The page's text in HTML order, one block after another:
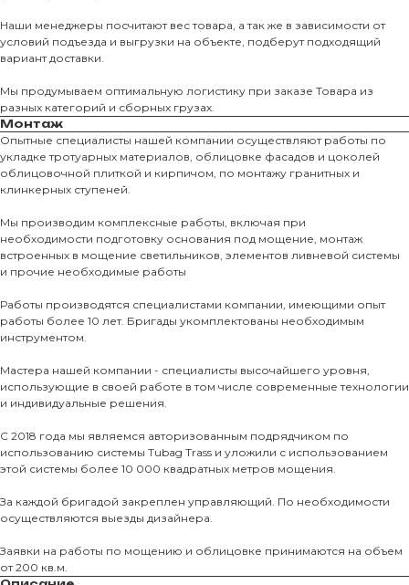
Наши менеджеры посчитают вес товара, а так же в зависимости от
условий подъезда и выгрузки на объекте, подберут подходящий
вариант доставки.
Мы продумываем оптимальную логистику при заказе Товара из
разных категорий и сборных грузах.
Монтаж
Опытные специалисты нашей компании осуществляют работы по
укладке тротуарных материалов, облицовке фасадов и цоколей
облицовочной плиткой и кирпичом, по монтажу гранитных и
клинкерных ступеней.
Мы производим комплексные работы, включая при
необходимости подготовку основания под мощение, монтаж
встроенных в мощение светильников, элементов ливневой системы
и прочие необходимые работы
Работы производятся специалистами компании, имеющими опыт
работы более 10 лет. Бригады укомплектованы необходимым
инструментом.
Мастера нашей компании - специалисты высочайшего уровня,
использующие в своей работе в том числе современные технологии
и индивидуальные решения.
С 2018 года мы являемся авторизованным подрядчиком по
использованию системы Tubag Trass и уложили с использованием
этой системы более 10 000 квадратных метров мощения.
За каждой бригадой закреплен управляющий. По необходимости
осуществляются выезды дизайнера.
Заявки на работы по мощению и облицовке принимаются на объем
от 200 кв.м.
ПОМОЩЬ
О КОМПАНИИ
О нас
Навесы,
Ступени и